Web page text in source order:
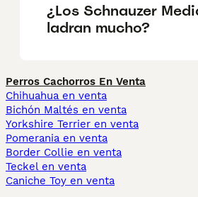
¿Los Schnauzer
ladran mucho?
Perros Cachorros En Venta
Chihuahua en venta
Bichón Maltés en venta
Yorkshire Terrier en venta
Pomerania en venta
Border Collie en venta
Teckel en venta
Caniche Toy en venta